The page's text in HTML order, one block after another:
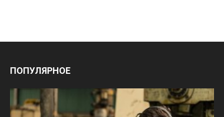
ПОПУЛЯРНОЕ